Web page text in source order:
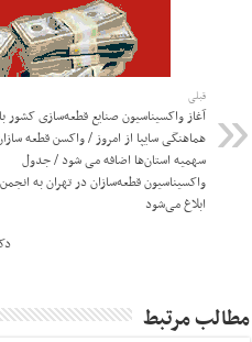
قبلی
آغاز واکسیناسیون صنایع قطعه‌سازی کشور با
هماهنگی سایپا از امروز / واکسن قطعه
سهمیه استان‌ها اضافه می شود / جدول
واکسیناسیون قطعه‌سازان در تهران به
ابلاغ می‌شود
مطالب مرتبط